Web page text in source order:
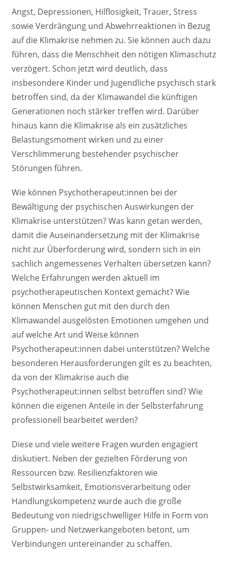
Angst, Depressionen, Hilflosigkeit, Trauer, Stress
sowie Verdrängung und Abwehrreaktionen in Bezug
auf die Klimakrise nehmen zu. Sie können auch dazu
führen, dass die Menschheit den nötigen Klimaschutz
verzögert. Schon jetzt wird deutlich, dass
insbesondere Kinder und Jugendliche psychisch stark
betroffen sind, da der Klimawandel die künftigen
Generationen noch stärker treffen wird. Darüber
hinaus kann die Klimakrise als ein zusätzliches
Belastungsmoment wirken und zu einer
Verschlimmerung bestehender psychischer
Störungen führen.
Wie können Psychotherapeut:innen bei der
Bewältigung der psychischen Auswirkungen der
Klimakrise unterstützen? Was kann getan werden,
damit die Auseinandersetzung mit der Klimakrise
nicht zur Überforderung wird, sondern sich in ein
sachlich angemessenes Verhalten übersetzen kann?
Welche Erfahrungen werden aktuell im
psychotherapeutischen Kontext gemacht? Wie
können Menschen gut mit den durch den
Klimawandel ausgelösten Emotionen umgehen und
auf welche Art und Weise können
Psychotherapeut:innen dabei unterstützen? Welche
besonderen Herausforderungen gilt es zu beachten,
da von der Klimakrise auch die
Psychotherapeut:innen selbst betroffen sind? Wie
können die eigenen Anteile in der Selbsterfahrung
professionell bearbeitet werden?
Diese und viele weitere Fragen wurden engagiert
diskutiert. Neben der gezielten Förderung von
Ressourcen bzw. Resilienzfaktoren wie
Selbstwirksamkeit, Emotionsverarbeitung oder
Handlungskompetenz wurde auch die große
Bedeutung von niedrigschwelliger Hilfe in Form von
Gruppen- und Netzwerkangeboten betont, um
Verbindungen untereinander zu schaffen.